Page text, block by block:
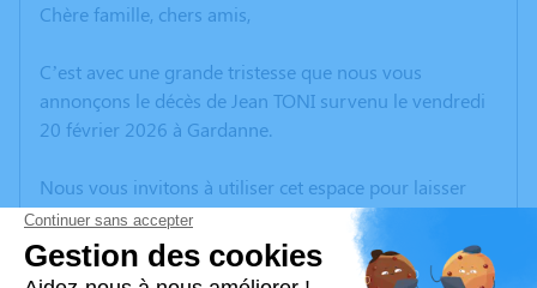
Chère famille, chers amis,
C’est avec une grande tristesse que nous vous
annonçons le décès de Jean TONI survenu le vendredi
20 février 2026 à Gardanne.
Nous vous invitons à utiliser cet espace pour laisser
vos condoléances, partager des photos souvenirs, une
anecdote ou exprimer vos pensées à travers des
poèmes ou des textes. Cet endroit est un lieu